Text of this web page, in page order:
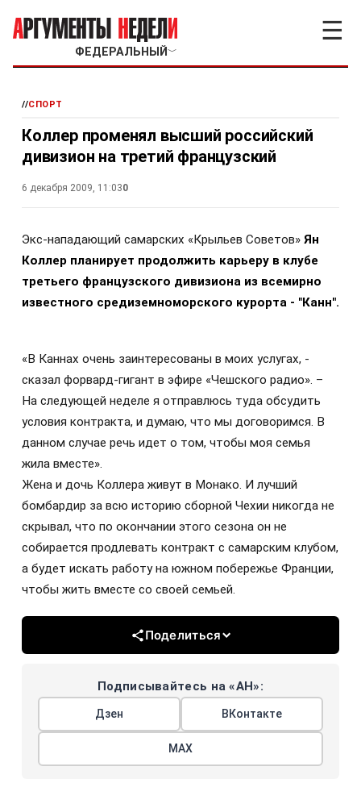
ФЕДЕРАЛЬНЫЙ ﹀
☰
//СПОРТ
Коллер променял высший российский
дивизион на третий французский
6 декабря 2009, 11:030
Экс-нападающий самарских «Крыльев Советов» Ян
Коллер планирует продолжить карьеру в клубе
третьего французского дивизиона из всемирно
известного средиземноморского курорта - "Канн".
«В Каннах очень заинтересованы в моих услугах, -
сказал форвард-гигант в эфире «Чешского радио». –
На следующей неделе я отправлюсь туда обсудить
условия контракта, и думаю, что мы договоримся. В
данном случае речь идет о том, чтобы моя семья
жила вместе».
Жена и дочь Коллера живут в Монако. И лучший
бомбардир за всю историю сборной Чехии никогда не
скрывал, что по окончании этого сезона он не
собирается продлевать контракт с самарским клубом,
а будет искать работу на южном побережье Франции,
чтобы жить вместе со своей семьей.
Поделиться
Подписывайтесь на «АН»:
Дзен ВКонтакте
МАХ